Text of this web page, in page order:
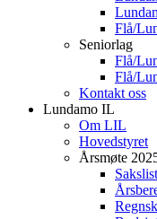
Flå/
Seniorlag
Flå/
Flå/
Kontakt oss
Lundamo IL
Om LIL
Hovedstyret
Årsmøte